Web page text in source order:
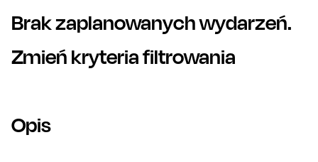
Brak zaplanowanych wydarzeń.
Zmień kryteria filtrowania
Opis